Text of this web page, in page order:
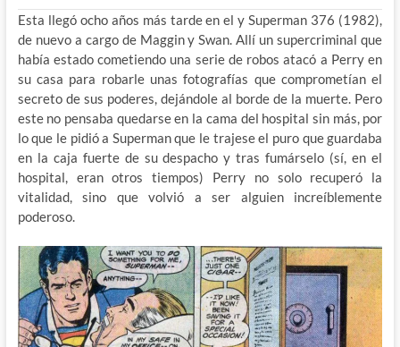
Esta llegó ocho años más tarde en el y Superman 376 (1982),
de nuevo a cargo de Maggin y Swan. Allí un supercriminal que
había estado cometiendo una serie de robos atacó a Perry en
su casa para robarle unas fotografías que comprometían el
secreto de sus poderes, dejándole al borde de la muerte. Pero
este no pensaba quedarse en la cama del hospital sin más, por
lo que le pidió a Superman que le trajese el puro que guardaba
en la caja fuerte de su despacho y tras fumárselo (sí, en el
hospital, eran otros tiempos) Perry no solo recuperó la
vitalidad, sino que volvió a ser alguien increíblemente
poderoso.